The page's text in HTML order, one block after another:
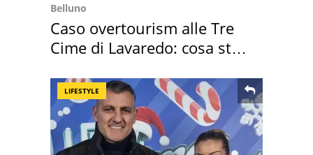
Belluno
Caso overtourism alle Tre
Cime di Lavaredo: cosa sta
LIFESTYLE